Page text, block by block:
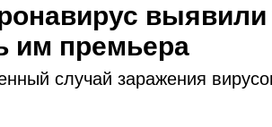
им премьера
случай заражения